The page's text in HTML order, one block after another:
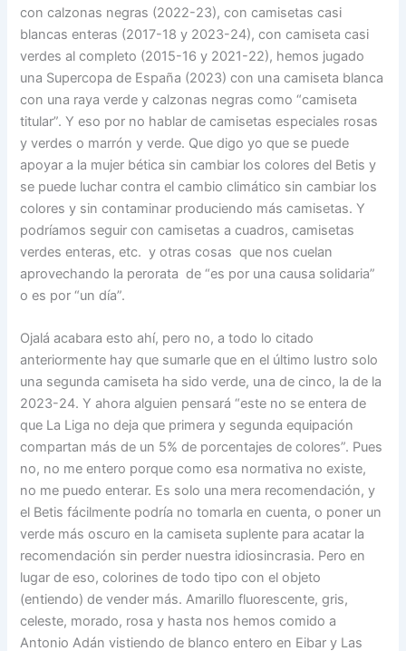
con calzonas negras (2022-23), con camisetas casi
blancas enteras (2017-18 y 2023-24), con camiseta casi
verdes al completo (2015-16 y 2021-22), hemos jugado
una Supercopa de España (2023) con una camiseta blanca
con una raya verde y calzonas negras como “camiseta
titular”. Y eso por no hablar de camisetas especiales rosas
y verdes o marrón y verde. Que digo yo que se puede
apoyar a la mujer bética sin cambiar los colores del Betis y
se puede luchar contra el cambio climático sin cambiar los
colores y sin contaminar produciendo más camisetas. Y
podríamos seguir con camisetas a cuadros, camisetas
verdes enteras, etc. y otras cosas que nos cuelan
aprovechando la perorata de “es por una causa solidaria”
o es por “un día”.
Ojalá acabara esto ahí, pero no, a todo lo citado
anteriormente hay que sumarle que en el último lustro solo
una segunda camiseta ha sido verde, una de cinco, la de la
2023-24. Y ahora alguien pensará “este no se entera de
que La Liga no deja que primera y segunda equipación
compartan más de un 5% de porcentajes de colores”. Pues
no, no me entero porque como esa normativa no existe,
no me puedo enterar. Es solo una mera recomendación, y
el Betis fácilmente podría no tomarla en cuenta, o poner un
verde más oscuro en la camiseta suplente para acatar la
recomendación sin perder nuestra idiosincrasia. Pero en
lugar de eso, colorines de todo tipo con el objeto
(entiendo) de vender más. Amarillo fluorescente, gris,
celeste, morado, rosa y hasta nos hemos comido a
Antonio Adán vistiendo de blanco entero en Eibar y Las